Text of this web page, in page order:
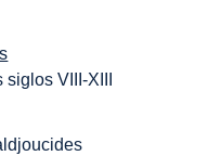
VIII-XIII